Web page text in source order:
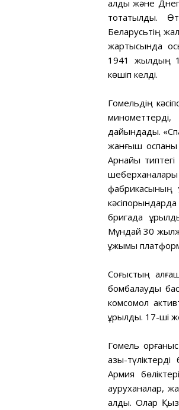
алды және
тоқтатылды.
Беларусьтің
жартысында
1941 жылдың
көшіп келді.
Гомельдің
дайындады.
жанғыш
Арнайы
фабрикасының
бригада
Мұндай 30
ұжымы
Соғыстың
бомбалауды
комсомол
құрылды. 17-ші
Гомель
азық-
Армия
ауруханалар,
алды. Олар